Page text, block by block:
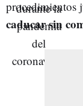
procedimientos
caducar sin